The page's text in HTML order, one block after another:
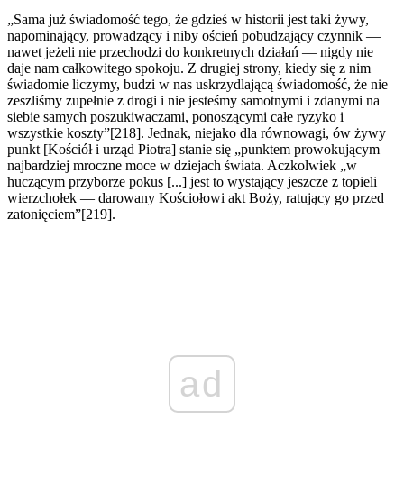
„Sama już świadomość tego, że gdzieś w historii jest taki żywy,
napominający, prowadzący i niby oścień pobudzający czynnik —
nawet jeżeli nie przechodzi do konkretnych działań — nigdy nie
daje nam całkowitego spokoju. Z drugiej strony, kiedy się z nim
świadomie liczymy, budzi w nas uskrzydlającą świadomość, że nie
zeszliśmy zupełnie z drogi i nie jesteśmy samotnymi i zdanymi na
siebie samych poszukiwaczami, ponoszącymi całe ryzyko i
wszystkie koszty”[218]. Jednak, niejako dla równowagi, ów żywy
punkt [Kościół i urząd Piotra] stanie się „punktem prowokującym
najbardziej mroczne moce w dziejach świata. Aczkolwiek „w
huczącym przyborze pokus [...] jest to wystający jeszcze z topieli
wierzchołek — darowany Kościołowi akt Boży, ratujący go przed
zatonięciem”[219].
ad